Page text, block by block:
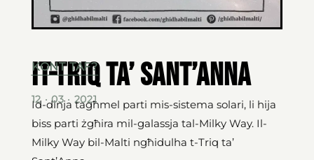
KONT TAF?
It-Triq ta’ Sant’Anna
12 · 03 · 2021
Id-dinja tagħmel parti mis-sistema solari, li hija
biss parti żgħira mil-galassja tal-Milky Way. Il-
Milky Way bil-Malti ngħidulha t-Triq ta’